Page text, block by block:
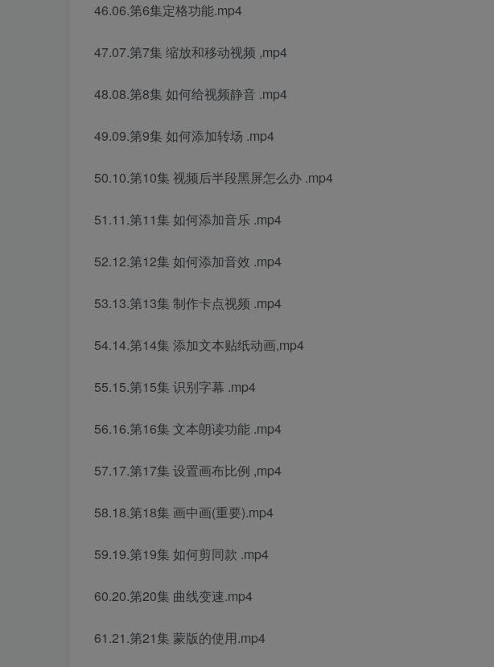
46.06.第6集定格功能.mp4
47.07.第7集 缩放和移动视频 ,mp4
48.08.第8集 如何给视频静音 .mp4
49.09.第9集 如何添加转场 .mp4
50.10.第10集 视频后半段黑屏怎么办 .mp4
51.11.第11集 如何添加音乐 .mp4
52.12.第12集 如何添加音效 .mp4
53.13.第13集 制作卡点视频 .mp4
54.14.第14集 添加文本贴纸动画,mp4
55.15.第15集 识别字幕 .mp4
56.16.第16集 文本朗读功能 .mp4
57.17.第17集 设置画布比例 ,mp4
58.18.第18集 画中画(重要).mp4
59.19.第19集 如何剪同款 .mp4
60.20.第20集 曲线变速.mp4
61.21.第21集 蒙版的使用.mp4